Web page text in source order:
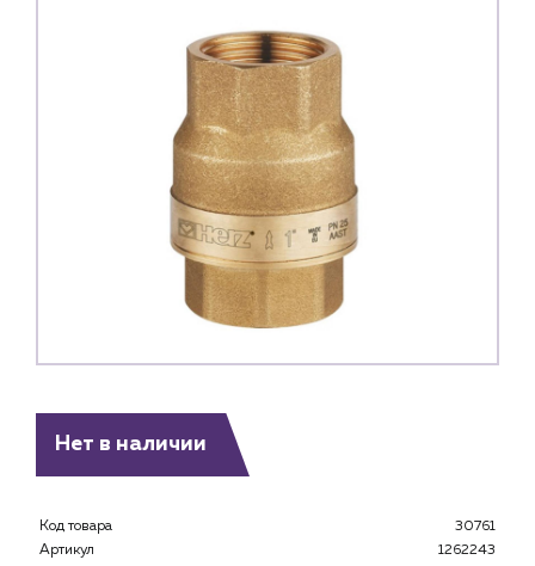
Каталог
Нет в наличии
Код товара
30761
Артикул
1262243